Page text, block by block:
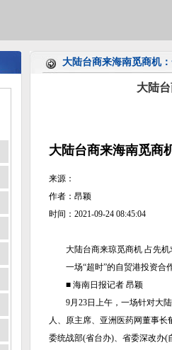
大陆台商来海南觅商机
大陆
大陆台商来海南觅商
来源：
作者：昂颖
时间：2021-09-24 08:45:04
大陆台商来琼觅商机 占先
一场“超时”的自贸港投资合
■ 海南日报记者 昂颖
9月23日上午，一场针对大陆
人、原主席、亚洲医药网董事
委统战部(省台办)、省委深改办(